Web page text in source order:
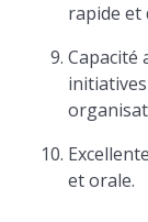
rapide et
Capacité
et orale.